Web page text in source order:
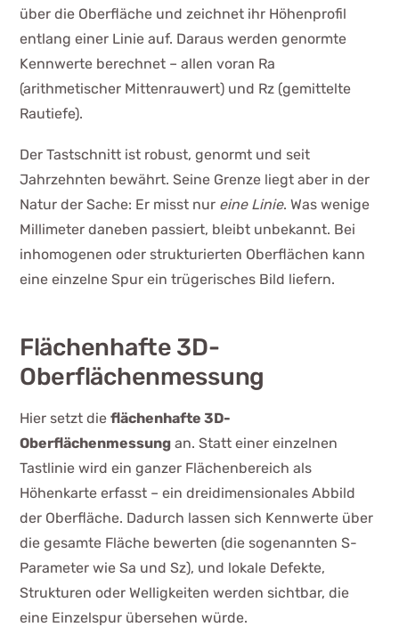
über die Oberfläche und zeichnet ihr Höhenprofil
entlang einer Linie auf. Daraus werden genormte
Kennwerte berechnet – allen voran Ra
(arithmetischer Mittenrauwert) und Rz (gemittelte
Rautiefe).
Der Tastschnitt ist robust, genormt und seit
Jahrzehnten bewährt. Seine Grenze liegt aber in der
Natur der Sache: Er misst nur eine Linie. Was wenige
Millimeter daneben passiert, bleibt unbekannt. Bei
inhomogenen oder strukturierten Oberflächen kann
eine einzelne Spur ein trügerisches Bild liefern.
Flächenhafte 3D-
Oberflächenmessung
Hier setzt die flächenhafte 3D-
Oberflächenmessung an. Statt einer einzelnen
Tastlinie wird ein ganzer Flächenbereich als
Höhenkarte erfasst – ein dreidimensionales Abbild
der Oberfläche. Dadurch lassen sich Kennwerte über
die gesamte Fläche bewerten (die sogenannten S-
Parameter wie Sa und Sz), und lokale Defekte,
Strukturen oder Welligkeiten werden sichtbar, die
eine Einzelspur übersehen würde.